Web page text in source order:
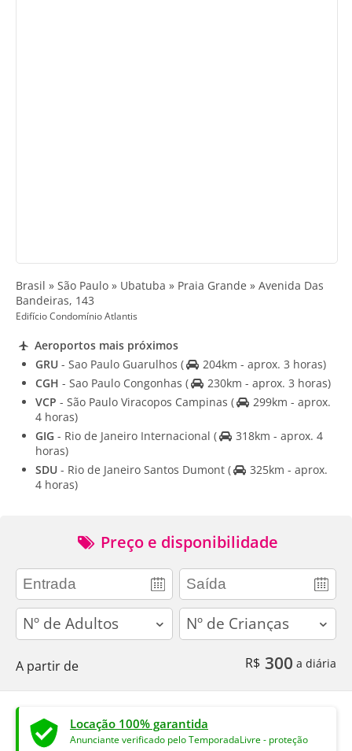
Brasil » São Paulo » Ubatuba » Praia Grande » Avenida Das
Bandeiras, 143
Edifício Condomínio Atlantis
Aeroportos mais próximos
GRU - Sao Paulo Guarulhos (
204km - aprox. 3 horas)
CGH - Sao Paulo Congonhas (
230km - aprox. 3 horas)
VCP - São Paulo Viracopos Campinas (
299km - aprox.
4 horas)
GIG - Rio de Janeiro Internacional (
318km - aprox. 4
horas)
SDU - Rio de Janeiro Santos Dumont (
325km - aprox.
4 horas)
Preço e disponibilidade
adults children
A partir de R$ 300 a diária
Locação 100% garantida
Anunciante verificado pelo TemporadaLivre - proteção